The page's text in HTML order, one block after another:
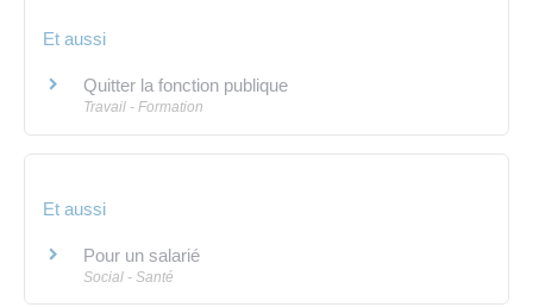
Et aussi
Quitter la fonction publique
Travail - Formation
Et aussi
Pour un salarié
Social - Santé